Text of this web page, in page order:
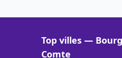
Top villes —
Comte